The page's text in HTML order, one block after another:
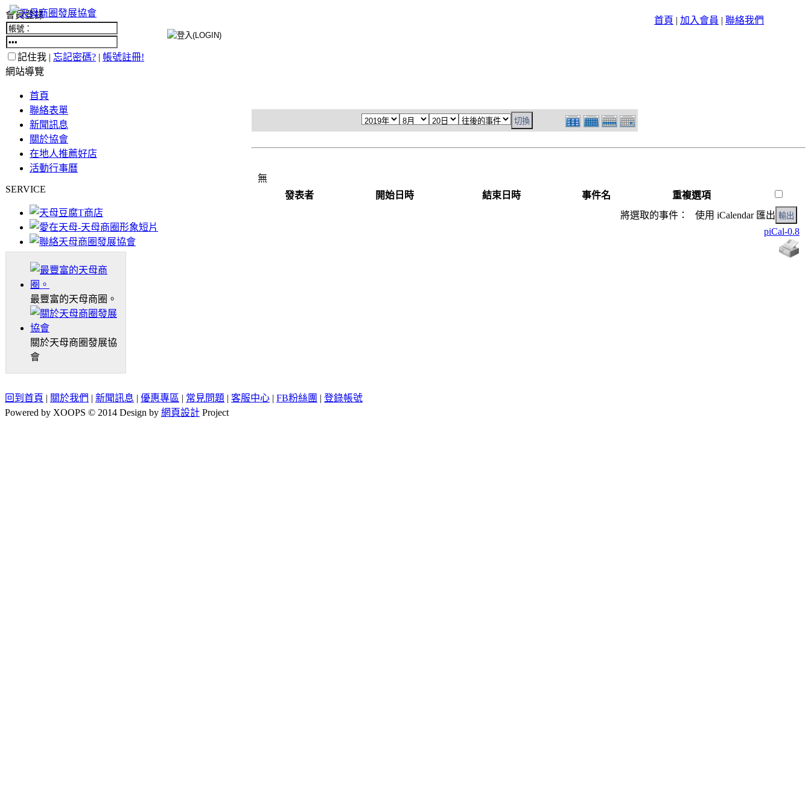
首頁 | 加入會員 | 聯絡我們
會員登錄
記住我 | 忘記密碼? | 帳號註冊!
網站導覽
首頁
聯絡表單
新聞訊息
關於協會
在地人推薦好店
活動行事曆
SERVICE
最豐富的天母商圈。
關於天母商圈發展協
會
無
發表者
開始日時 結束日時 事件名
重複選項
將選取的事件： 使用 iCalendar 匯出
piCal-0.8
回到首頁 | 關於我們 | 新聞訊息 | 優惠專區 | 常見問題 | 客服中心 | FB粉絲團 | 登錄帳號
Powered by XOOPS © 2014 Design by 網頁設計 Project